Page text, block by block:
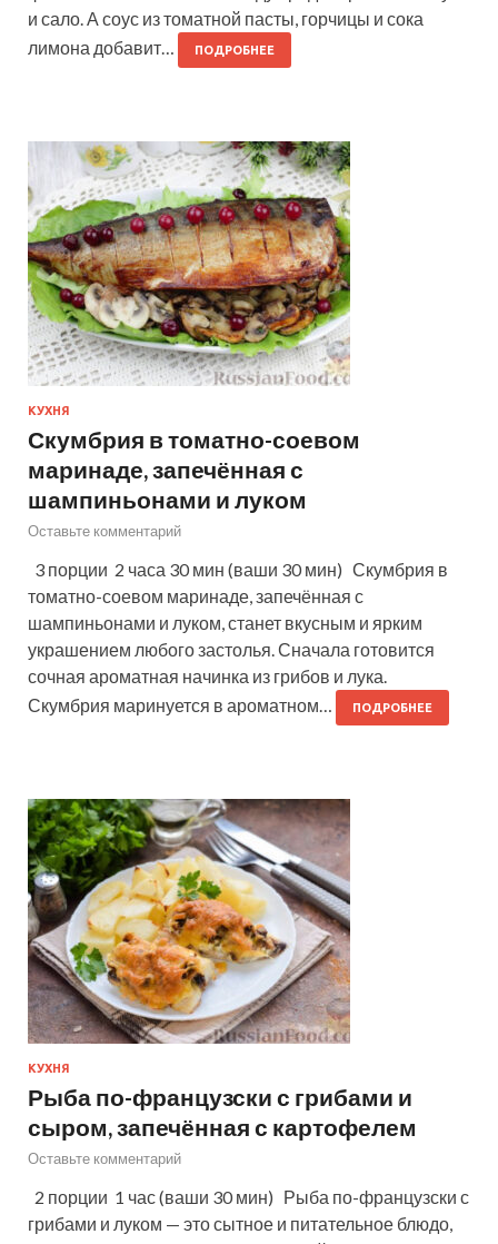
и сало. А соус из томатной пасты, горчицы и сока
лимона добавит…
ПОДРОБНЕЕ
КУХНЯ
Скумбрия в томатно-соевом
маринаде, запечённая с
шампиньонами и луком
Оставьте комментарий
3 порции 2 часа 30 мин (ваши 30 мин) Скумбрия в
томатно-соевом маринаде, запечённая с
шампиньонами и луком, станет вкусным и ярким
украшением любого застолья. Сначала готовится
сочная ароматная начинка из грибов и лука.
Скумбрия маринуется в ароматном…
ПОДРОБНЕЕ
КУХНЯ
Рыба по-французски с грибами и
сыром, запечённая с картофелем
Оставьте комментарий
2 порции 1 час (ваши 30 мин) Рыба по-французски с
грибами и луком — это сытное и питательное блюдо,